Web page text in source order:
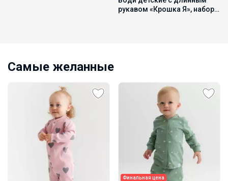
Termo, тёмно-серая, рост
Самые желанные
Финальная цена Хит